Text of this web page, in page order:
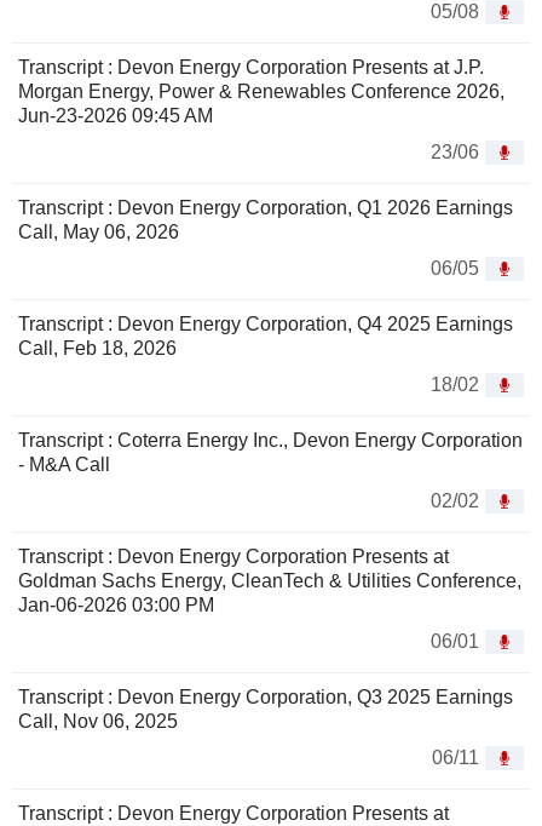
05/08
Transcript : Devon Energy Corporation Presents at J.P.
Morgan Energy, Power & Renewables Conference 2026,
Jun-23-2026 09:45 AM
23/06
Transcript : Devon Energy Corporation, Q1 2026 Earnings
Call, May 06, 2026
06/05
Transcript : Devon Energy Corporation, Q4 2025 Earnings
Call, Feb 18, 2026
18/02
Transcript : Coterra Energy Inc., Devon Energy Corporation
- M&A Call
02/02
Transcript : Devon Energy Corporation Presents at
Goldman Sachs Energy, CleanTech & Utilities Conference,
Jan-06-2026 03:00 PM
06/01
Transcript : Devon Energy Corporation, Q3 2025 Earnings
Call, Nov 06, 2025
06/11
Transcript : Devon Energy Corporation Presents at